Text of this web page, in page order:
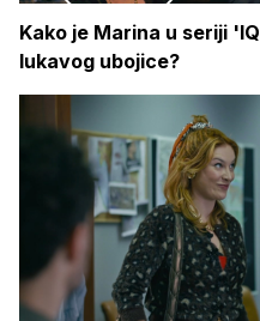
Kako je Marina u seriji
lukavog ubojice?